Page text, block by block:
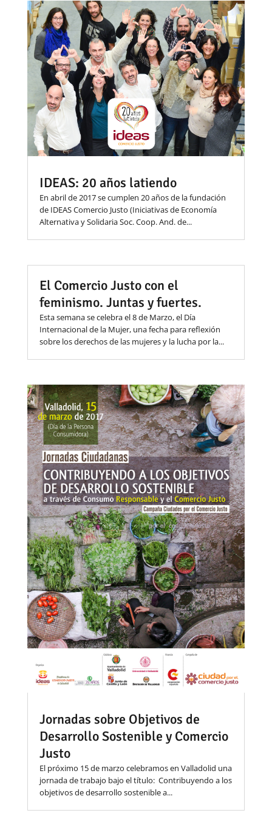
IDEAS: 20 años latiendo
En abril de 2017 se cumplen 20 años de la fundación
de IDEAS Comercio Justo (Iniciativas de Economía
Alternativa y Solidaria Soc. Coop. And. de...
El Comercio Justo con el
feminismo. Juntas y fuertes.
Esta semana se celebra el 8 de Marzo, el Día
Internacional de la Mujer, una fecha para reflexión
sobre los derechos de las mujeres y la lucha por la...
Jornadas sobre Objetivos de
Desarrollo Sostenible y Comercio
Justo
El próximo 15 de marzo celebramos en Valladolid una
jornada de trabajo bajo el título: Contribuyendo a los
objetivos de desarrollo sostenible a...